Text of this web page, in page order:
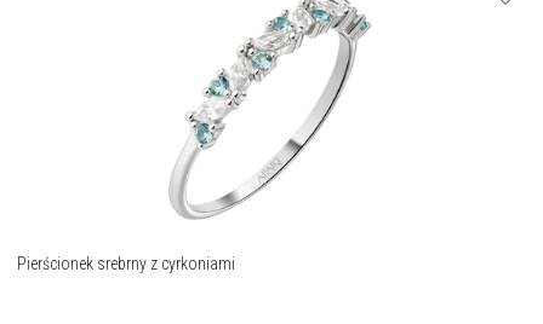
Pierścionek srebrny z cyrkoniami